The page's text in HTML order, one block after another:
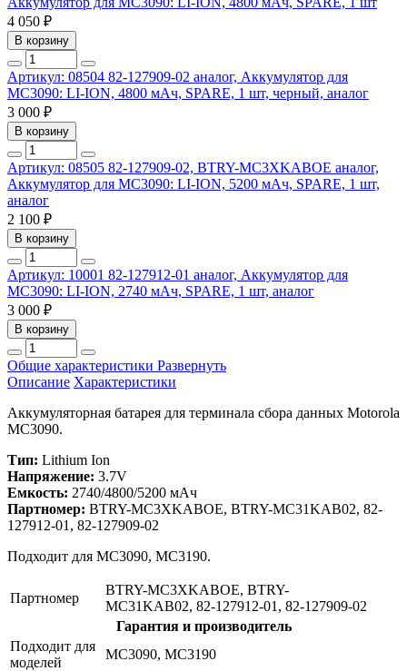
4 050 ₽
В корзину
Артикул: 08504 82-127909-02 аналог, Аккумулятор для
MC3090: LI-ION, 4800 мАч, SPARE, 1 шт, черный, аналог
3 000 ₽
В корзину
Артикул: 08505 82-127909-02, BTRY-MC3XKABOE аналог,
Аккумулятор для MC3090: LI-ION, 5200 мАч, SPARE, 1 шт,
аналог
2 100 ₽
В корзину
Артикул: 10001 82-127912-01 аналог, Аккумулятор для
MC3090: LI-ION, 2740 мАч, SPARE, 1 шт, аналог
3 000 ₽
В корзину
Общие характеристики Развернуть
Описание Характеристики
Аккумуляторная батарея для терминала сбора данных Motorola
MC3090.
Тип: Lithium Ion
Напряжение: 3.7V
Емкость: 2740/4800/5200 мАч
Партномер: BTRY-MC3XKABOE, BTRY-MC31KAB02, 82-
127912-01, 82-127909-02
Подходит для MC3090, MC3190.
Партномер
BTRY-MC3XKABOE, BTRY-
MC31KAB02, 82-127912-01, 82-127909-02
Гарантия и производитель
Подходит для
моделей
MC3090, MC3190